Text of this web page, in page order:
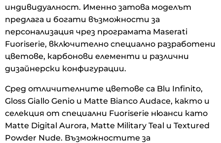
индивидуалност. Именно затова моделът
предлага и богати възможности за
персонализация чрез програмата Maserati
Fuoriserie, включително специално разработени
цветове, карбонови елементи и различни
дизайнерски конфигурации.
Сред отличителните цветове са Blu Infinito,
Gloss Giallo Genio и Matte Bianco Audace, както и
селекция от специални Fuoriserie нюанси като
Matte Digital Aurora, Matte Military Teal и Textured
Powder Nude. Възможностите за